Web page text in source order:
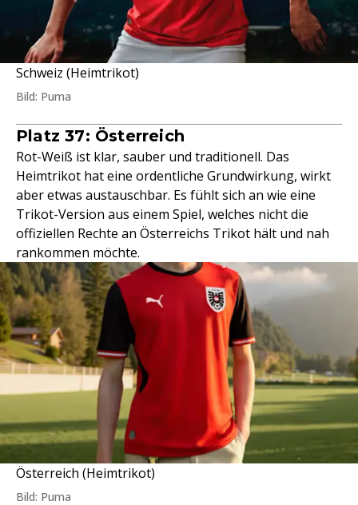
Schweiz (Heimtrikot)
Bild: Puma
Platz 37: Österreich
Rot-Weiß ist klar, sauber und traditionell. Das
Heimtrikot hat eine ordentliche Grundwirkung, wirkt
aber etwas austauschbar. Es fühlt sich an wie eine
Trikot-Version aus einem Spiel, welches nicht die
offiziellen Rechte an Österreichs Trikot hält und nah
rankommen möchte.
Österreich (Heimtrikot)
Bild: Puma